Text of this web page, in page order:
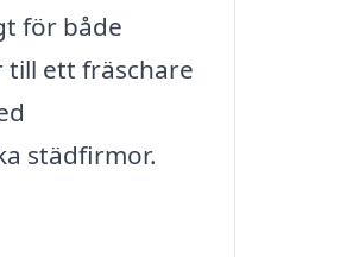
för både
till ett fräschare
städfirmor.